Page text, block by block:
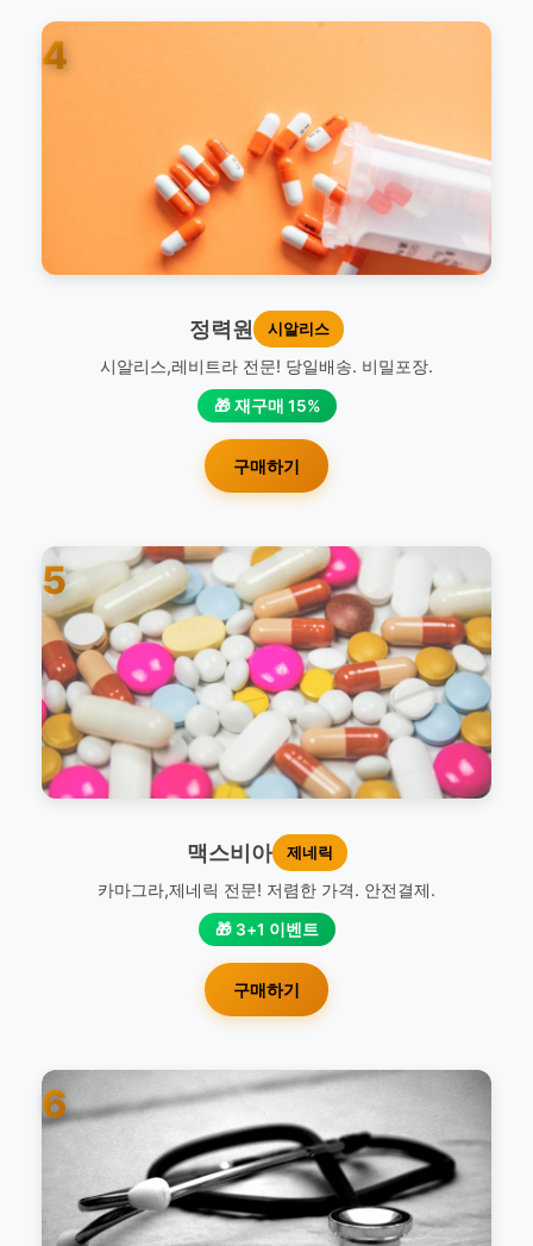
4
정력원 시알리스
시알리스,레비트라 전문! 당일배송. 비밀포장.
🎁 재구매 15%
구매하기
5
맥스비아 제네릭
카마그라,제네릭 전문! 저렴한 가격. 안전결제.
🎁 3+1 이벤트
구매하기
6